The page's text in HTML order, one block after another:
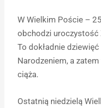
W Wielkim Poście –
obchodzi uroczystość
To dokładnie
Narodzeniem, a
ciąża.
Ostatnią niedzielą